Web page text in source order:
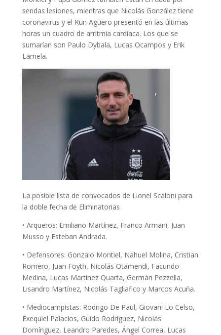
sendas lesiones, mientras que Nicolás González tiene
coronavirus y el Kun Agüero presentó en las últimas
horas un cuadro de arritmia cardíaca. Los que se
sumarían son Paulo Dybala, Lucas Ocampos y Erik
Lamela.
La posible lista de convocados de Lionel Scaloni para
la doble fecha de Eliminatorias
• Arqueros: Emiliano Martínez, Franco Armani, Juan
Musso y Esteban Andrada.
• Defensores: Gonzalo Montiel, Nahuel Molina, Cristian
Romero, Juan Foyth, Nicolás Otamendi, Facundo
Medina, Lucas Martínez Quarta, Germán Pezzella,
Lisandro Martínez, Nicolás Tagliafico y Marcos Acuña.
• Mediocampistas: Rodrigo De Paul, Giovani Lo Celso,
Exequiel Palacios, Guido Rodríguez, Nicolás
Domínguez, Leandro Paredes, Ángel Correa, Lucas